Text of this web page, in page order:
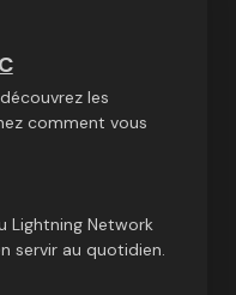
les
comment vous
Lightning Network
servir au quotidien.